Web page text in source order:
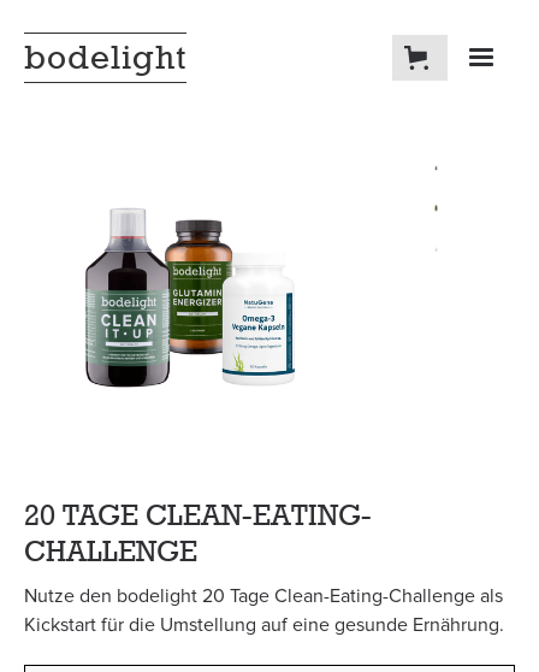
bodelight
20 TAGE CLEAN-EATING-
CHALLENGE
Nutze den bodelight 20 Tage Clean-Eating-Challenge als
Kickstart für die Umstellung auf eine gesunde Ernährung.